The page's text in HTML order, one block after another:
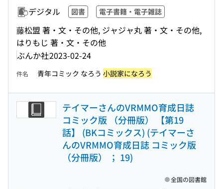
デジタル 図書 電子書籍・電子雑誌
藤松盟 著・文・その他, ジャジャ丸 著・文・その他,
はりもじ 著・文・その他
ぶんか社2023-02-24
件名 青年コミック なろう 小説家になろう
テイマーさんのVRMMO育成日誌
コミック版 （分冊版） 【第19
話】 (BKコミックス) (テイマーさ
んのVRMMO育成日誌 コミック版
（分冊版） ； 19)
全国の図書館